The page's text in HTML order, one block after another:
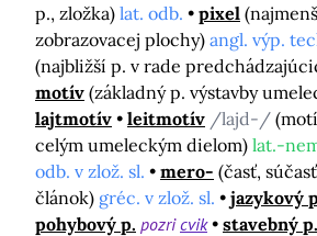
p., zložka) lat. odb. pixel
zobrazovacej plochy) angl. výp.
(najbližší p. v rade
motív (základný p. výstavby
lajtmotív
leitmotív /lajd-/
celým umeleckým dielom) lat.-
odb. v zlož. sl.
mero- (časť,
článok) gréc. v zlož. sl. jazykový
pohybový p. pozricvik stavebný p.